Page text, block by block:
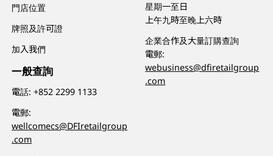
門店位置
牌照及許可證
加入我們
一般查詢
電話:+852 2299 1133
電郵:
wellcomecs@DFIretailgroup
.com
星期一至日
上午九時至晚上六時
企業合作及大量訂購查詢
電郵:
webusiness@dfiretailgroup
.com